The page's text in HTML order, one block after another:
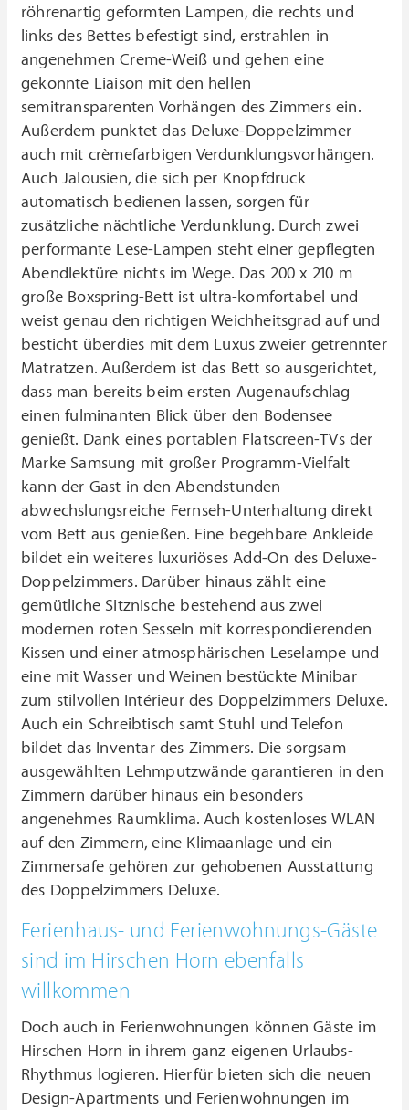
röhrenartig geformten Lampen, die rechts und
links des Bettes befestigt sind, erstrahlen in
angenehmen Creme-Weiß und gehen eine
gekonnte Liaison mit den hellen
semitransparenten Vorhängen des Zimmers ein.
Außerdem punktet das Deluxe-Doppelzimmer
auch mit crèmefarbigen Verdunklungsvorhängen.
Auch Jalousien, die sich per Knopfdruck
automatisch bedienen lassen, sorgen für
zusätzliche nächtliche Verdunklung. Durch zwei
performante Lese-Lampen steht einer gepflegten
Abendlektüre nichts im Wege. Das 200 x 210 m
große Boxspring-Bett ist ultra-komfortabel und
weist genau den richtigen Weichheitsgrad auf und
besticht überdies mit dem Luxus zweier getrennter
Matratzen. Außerdem ist das Bett so ausgerichtet,
dass man bereits beim ersten Augenaufschlag
einen fulminanten Blick über den Bodensee
genießt. Dank eines portablen Flatscreen-TVs der
Marke Samsung mit großer Programm-Vielfalt
kann der Gast in den Abendstunden
abwechslungsreiche Fernseh-Unterhaltung direkt
vom Bett aus genießen. Eine begehbare Ankleide
bildet ein weiteres luxuriöses Add-On des Deluxe-
Doppelzimmers. Darüber hinaus zählt eine
gemütliche Sitznische bestehend aus zwei
modernen roten Sesseln mit korrespondierenden
Kissen und einer atmosphärischen Leselampe und
eine mit Wasser und Weinen bestückte Minibar
zum stilvollen Intérieur des Doppelzimmers Deluxe.
Auch ein Schreibtisch samt Stuhl und Telefon
bildet das Inventar des Zimmers. Die sorgsam
ausgewählten Lehmputzwände garantieren in den
Zimmern darüber hinaus ein besonders
angenehmes Raumklima. Auch kostenloses WLAN
auf den Zimmern, eine Klimaanlage und ein
Zimmersafe gehören zur gehobenen Ausstattung
des Doppelzimmers Deluxe.
Ferienhaus- und Ferienwohnungs-Gäste
sind im Hirschen Horn ebenfalls
willkommen
Doch auch in Ferienwohnungen können Gäste im
Hirschen Horn in ihrem ganz eigenen Urlaubs-
Rhythmus logieren. Hierfür bieten sich die neuen
Design-Apartments und Ferienwohnungen im